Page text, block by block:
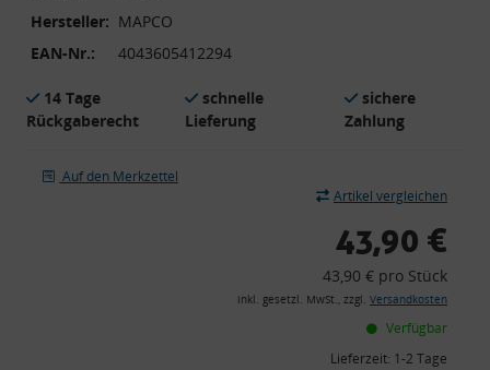
Hersteller: MAPCO
EAN-Nr.:
4043605412294
14 Tage
Rückgaberecht
schnelle
Lieferung
sichere
Zahlung
Auf den Merkzettel
Artikel vergleichen
43,90 €
43,90 € pro Stück
inkl. gesetzl. MwSt., zzgl. Versandkosten
Verfügbar
Lieferzeit: 1-2 Tage